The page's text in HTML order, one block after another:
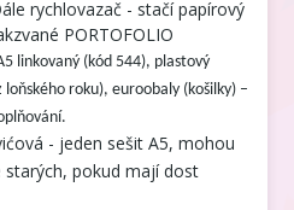
rychlovazač - stačí papírový
PORTOFOLIO
linkovaný (kód 544), plastový
loňského roku),euroobaly (košilky) –
- jeden sešit A5, mohou
starých, pokud mají dost